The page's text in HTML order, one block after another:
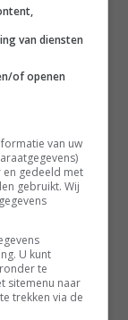
zijn vrouw
,Peter
Corrado ,
van diensten
of openen
van uw
gedeeld met
gebruikt. Wij
U kunt
te
sitemenu naar
trekken via de